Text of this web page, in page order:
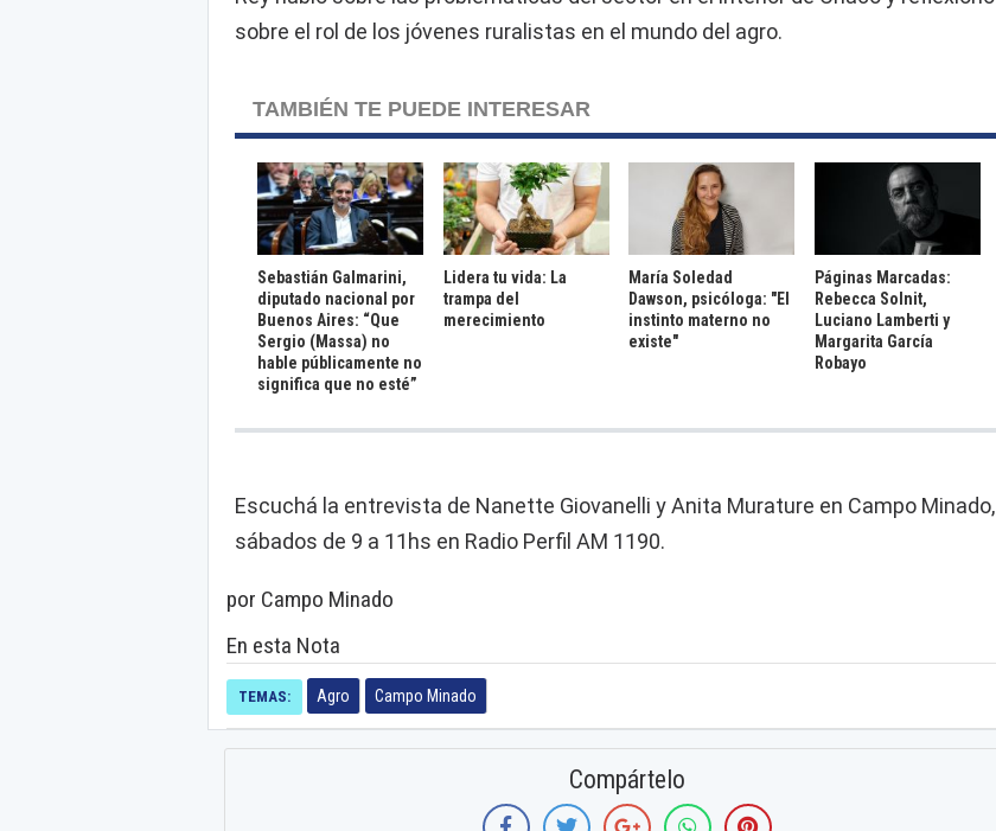
sobre el rol de los jóvenes ruralistas en el mundo del agro.
TAMBIÉN TE PUEDE INTERESAR
Sebastián Galmarini,
diputado nacional por
Buenos Aires: “Que
Sergio (Massa) no
hable públicamente no
significa que no esté”
Lidera tu vida: La
trampa del
merecimiento
María Soledad
Dawson, psicóloga: "El
instinto materno no
existe"
Páginas Marcadas:
Rebecca Solnit,
Luciano Lamberti y
Margarita García
Robayo
Escuchá la entrevista de Nanette Giovanelli y Anita Murature en Campo Minado,
sábados de 9 a 11hs en Radio Perfil AM 1190.
por Campo Minado
En esta Nota
TEMAS: Agro Campo Minado
Compártelo